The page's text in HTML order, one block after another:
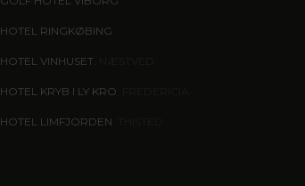
HOTEL RINGKØBING
HOTEL VINHUSET
HOTEL KRYB I LY KRO
HOTEL LIMFJORDEN